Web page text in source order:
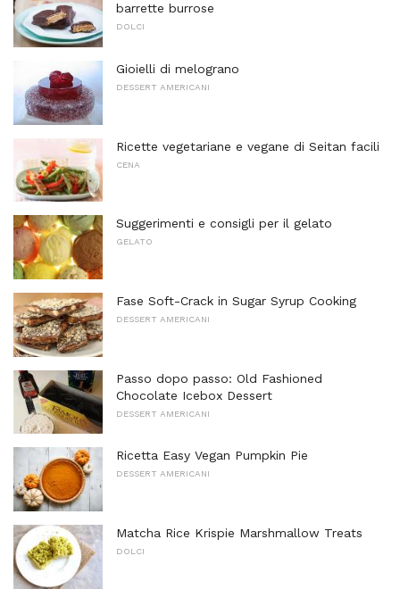
barrette burrose
DOLCI
Gioielli di melograno
DESSERT AMERICANI
Ricette vegetariane e vegane di Seitan facili
CENA
Suggerimenti e consigli per il gelato
GELATO
Fase Soft-Crack in Sugar Syrup Cooking
DESSERT AMERICANI
Passo dopo passo: Old Fashioned
Chocolate Icebox Dessert
DESSERT AMERICANI
Ricetta Easy Vegan Pumpkin Pie
DESSERT AMERICANI
Matcha Rice Krispie Marshmallow Treats
DOLCI